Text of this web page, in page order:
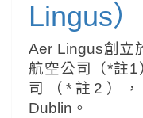
Lingus）
Aer Lingus創立
航空公司（*註
司（*註2）
Dublin。